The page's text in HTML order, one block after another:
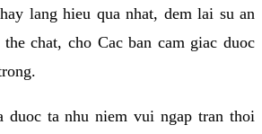
lang hieu qua nhat, dem lai su an
chat, cho Cac ban cam giac duoc
duoc ta nhu niem vui ngap tran thoi